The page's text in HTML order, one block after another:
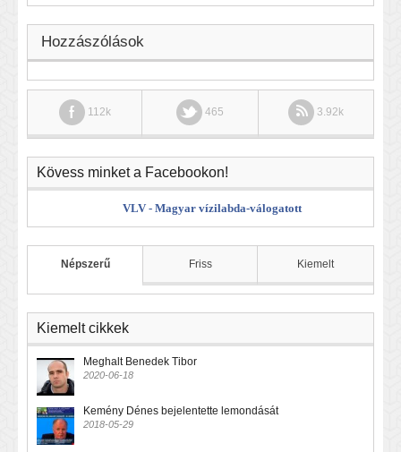
Hozzászólások
112k 465 3.92k
Kövess minket a Facebookon!
VLV - Magyar vízilabda-válogatott
Népszerű Friss Kiemelt
Kiemelt cikkek
Meghalt Benedek Tibor
2020-06-18
Kemény Dénes bejelentette lemondását
2018-05-29